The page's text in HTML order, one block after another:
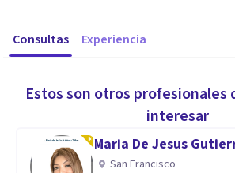
Consultas Experiencia
Estos son otros profesionales
interesar
Maria De Jesus
San Francisco